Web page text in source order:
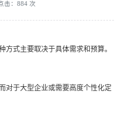
击：884 次
式主要取决于具体需求和预算。
对于大型企业或需要高度个性化定